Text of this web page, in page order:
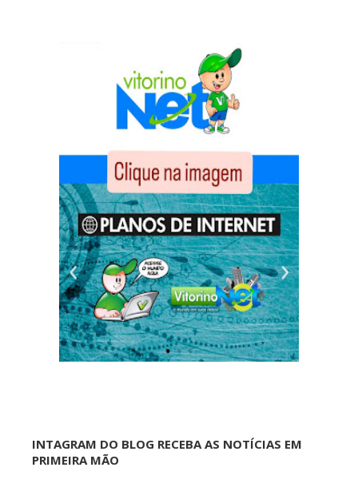
INTAGRAM DO BLOG RECEBA AS NOTÍCIAS EM
PRIMEIRA MÃO